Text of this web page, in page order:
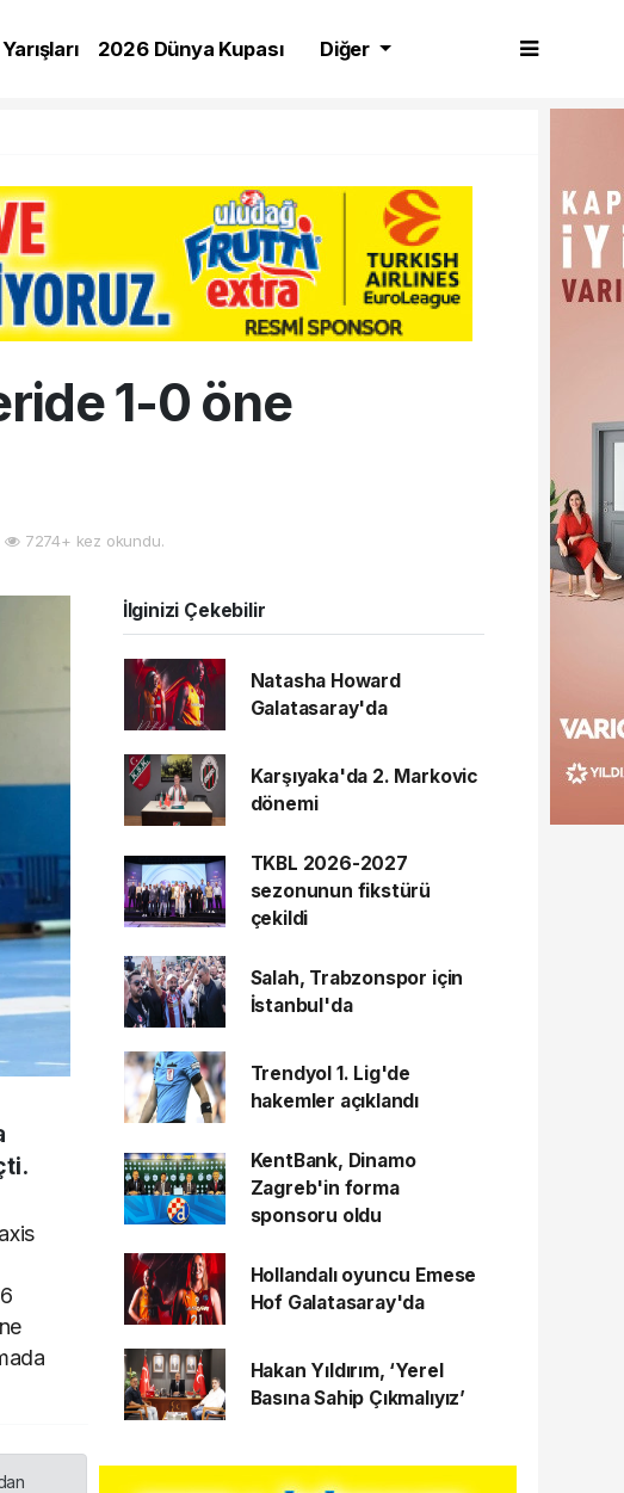
2026 Dünya Kupası
Diğer
1-0 öne
7274+ kez okundu.
İlginizi Çekebilir
Natasha Howard
Galatasaray'da
Karşıyaka'da 2. Markovic
dönemi
TKBL 2026-2027
sezonunun fikstürü
çekildi
Salah, Trabzonspor için
İstanbul'da
Trendyol 1. Lig'de
hakemler açıklandı
KentBank, Dinamo
Zagreb'in forma
sponsoru oldu
Hollandalı oyuncu Emese
Hof Galatasaray'da
Hakan Yıldırım, ‘Yerel
Basına Sahip Çıkmalıyız’